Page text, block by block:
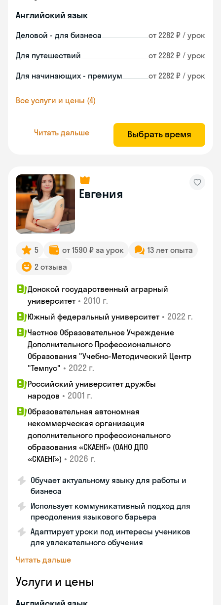
Английский язык
Деловой - для бизнеса от 2282 ₽ / урок
Для путешествий от 2282 ₽ / урок
Для начинающих - премиум от 2282 ₽ / урок
Все услуги и цены (4)
Читать дальше Выбрать время
Евгения
5 от 1590 ₽ за урок
13 лет опыта
2 отзыва
Донской государственный аграрный
университет • 2010 г.
Южный федеральный университет • 2022 г.
Частное Образовательное Учреждение
Дополнительного Профессионального
Образования "Учебно-Методический Центр
"Темпус" • 2022 г.
Российский университет дружбы
народов • 2001 г.
Образовательная автономная
некоммерческая организация
дополнительного профессионального
образования «СКАЕНГ» (ОАНО ДПО
«СКАЕНГ») • 2026 г.
Обучает актуальному языку для работы и
бизнеса
Использует коммуникативный подход для
преодоления языкового барьера
Адаптирует уроки под интересы учеников
для увлекательного обучения
Читать дальше
Услуги и цены